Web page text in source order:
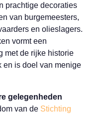
prachtige decoraties
van burgemeesters,
en olieslagers.
vormt een
met de rijke historie
en is doel van menige
gelegenheden
van de Stichting